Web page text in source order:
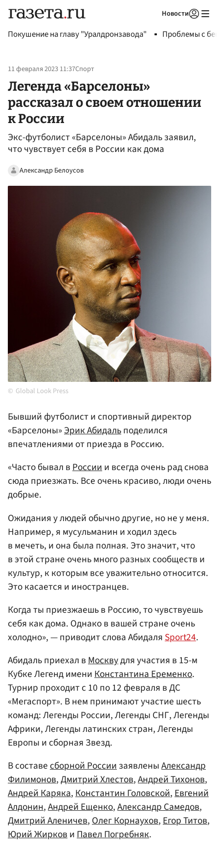
Новости
Покушение на главу "Уралдронзавода" Проблемы с
11 февраля 2023 11:37Спорт
Легенда «Барселоны»
рассказал о своем отношении
к России
Экс-футболист «Барселоны» Абидаль заявил,
что чувствует себя в России как дома
Александр Белоусов
Global Look Press
Бывший футболист и спортивный директор
«Барселоны»Эрик Абидальподелился
впечатлениями от приезда в Россию.
«Часто бывал вРоссиии всегда очень рад снова
сюда приезжать. Все очень красиво, люди очень
добрые.
Ожидания у людей обычно другие, но не у меня.
Например, я мусульманин и ходил здесь
в мечеть, и она была полная. Это значит, что
в этой стране очень много разных сообществ и
культур, к которым все уважительно относится.
Это касается и иностранцев.
Когда ты приезжаешь в Россию, то чувствуешь
себя как дома. Однако в вашей стране очень
холодно», — приводит слова АбидаляSport24.
Абидаль приехал вМосквудля участия в 15-м
Кубке Легенд имениКонстантина Еременко.
Турнир проходит с 10 по 12 февраля в ДС
«Мегаспорт». В нем принимают участие шесть
команд: Легенды России, Легенды СНГ, Легенды
Африки, Легенды латинских стран, Легенды
Европы и сборная Звезд.
В составесборной РоссиизаявленыАлександр
Филимонов,Дмитрий Хлестов,Андрей Тихонов,
Андрей Каряка,Константин Головской,Евгений
Алдонин,Андрей Ещенко,Александр Самедов,
Дмитрий Аленичев,Олег Корнаухов,Егор Титов,
Юрий ЖирковиПавел Погребняк.